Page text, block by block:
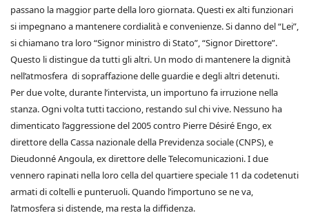
passano la maggior parte della loro giornata. Questi ex alti funzionari
si impegnano a mantenere cordialità e convenienze. Si danno del “Lei”,
si chiamano tra loro “Signor ministro di Stato”, “Signor Direttore”.
Questo li distingue da tutti gli altri. Un modo di mantenere la dignità
nell’atmosfera di sopraffazione delle guardie e degli altri detenuti.
Per due volte, durante l’intervista, un importuno fa irruzione nella
stanza. Ogni volta tutti tacciono, restando sul chi vive. Nessuno ha
dimenticato l’aggressione del 2005 contro Pierre Désiré Engo, ex
direttore della Cassa nazionale della Previdenza sociale (CNPS), e
Dieudonné Angoula, ex direttore delle Telecomunicazioni. I due
vennero rapinati nella loro cella del quartiere speciale 11 da codetenuti
armati di coltelli e punteruoli. Quando l’importuno se ne va,
l’atmosfera si distende, ma resta la diffidenza.